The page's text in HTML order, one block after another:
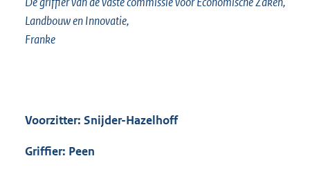
Landbouw en Innovatie,
Franke
Voorzitter: Snijder-Hazelhoff
Griffier: Peen